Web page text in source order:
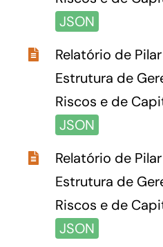
JSON
Relatório de
Estrutura de
Riscos e de
JSON
Relatório de
Estrutura de
Riscos e de
JSON